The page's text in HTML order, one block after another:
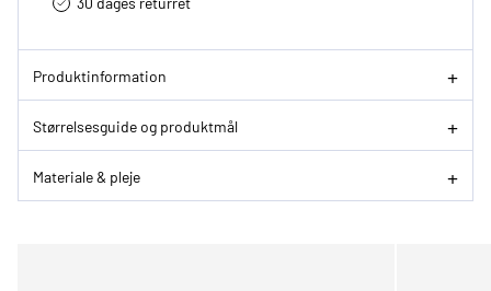
Produktinformation
Størrelsesguide og produktmål
Materiale & pleje